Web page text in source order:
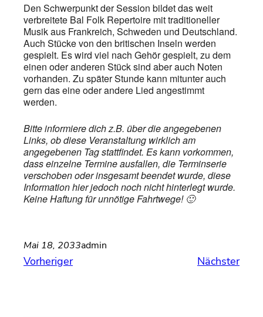
Den Schwerpunkt der Session bildet das weit
verbreitete Bal Folk Repertoire mit traditioneller
Musik aus Frankreich, Schweden und Deutschland.
Auch Stücke von den britischen Inseln werden
gespielt. Es wird viel nach Gehör gespielt, zu dem
einen oder anderen Stück sind aber auch Noten
vorhanden. Zu später Stunde kann mitunter auch
gern das eine oder andere Lied angestimmt
werden.
Bitte informiere dich z.B. über die angegebenen
Links, ob diese Veranstaltung wirklich am
angegebenen Tag stattfindet. Es kann vorkommen,
dass einzelne Termine ausfallen, die Terminserie
verschoben oder insgesamt beendet wurde, diese
Information hier jedoch noch nicht hinterlegt wurde.
Keine Haftung für unnötige Fahrtwege! 🙂
Mai 18, 2033admin
Vorheriger Nächster